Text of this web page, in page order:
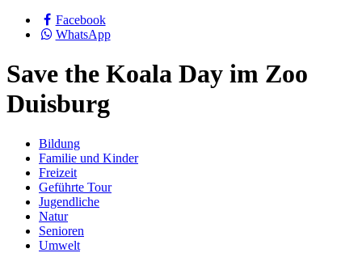
Facebook
WhatsApp
Save the Koala Day im Zoo
Duisburg
Bildung
Familie und Kinder
Freizeit
Geführte Tour
Jugendliche
Natur
Senioren
Umwelt